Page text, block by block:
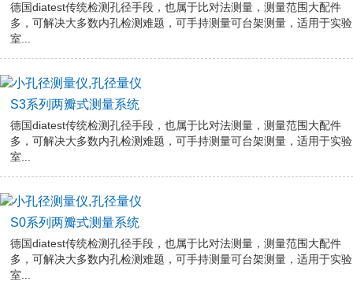
德国diatest传统检测孔径手段，也属于比对法测量，测量范围大配件
多，可解决大多数内孔检测难题，可手持测量可台架测量，适用于实验
室...
S3系列两瓣式测量系统
德国diatest传统检测孔径手段，也属于比对法测量，测量范围大配件
多，可解决大多数内孔检测难题，可手持测量可台架测量，适用于实验
室...
S0系列两瓣式测量系统
德国diatest传统检测孔径手段，也属于比对法测量，测量范围大配件
多，可解决大多数内孔检测难题，可手持测量可台架测量，适用于实验
室...